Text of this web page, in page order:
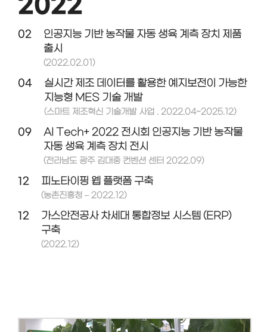
02
인공지능 기반 농작물 자동 생육 계측 장치 제품
출시
(2022.02.01)
04
실시간 제조 데이터를 활용한 예지보전이 가능한
지능형 MES 기술 개발
(스마트 제조혁신 기술개발 사업 . 2022.04~2025.12)
09
AI Tech+ 2022 전시회 인공지능 기반 농작물
자동 생육 계측 장치 전시
(전라남도 광주 김대중 컨벤션 센터 2022.09)
12 피노타이핑 웹 플랫폼 구축
(농촌진흥청 – 2022.12)
12
가스안전공사 차세대 통합정보 시스템 (ERP)
구축
(2022.12)